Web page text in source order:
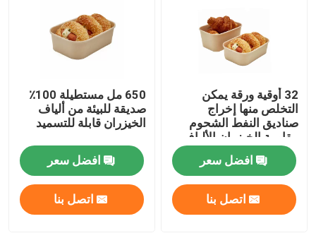
32 أوقية ورقة يمكن
التخلص منها إخراج
صناديق النفط الشحوم
مقاومة الخيزران الألياف
الحاويات
افضل سعر
اتصل بنا
650 مل مستطيلة 100٪
صديقة للبيئة من ألياف
الخيزران قابلة للتسميد
افضل سعر
اتصل بنا